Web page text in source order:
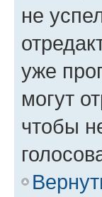
не
уже
могут
чтобы